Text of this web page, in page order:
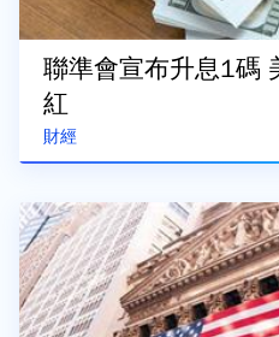
財經
聯準會宣布升息1碼
紅